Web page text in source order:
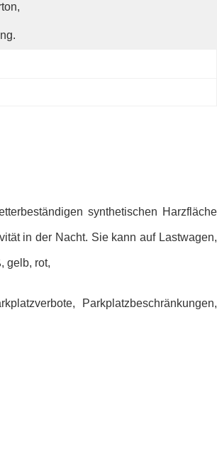
synthetischen Harzfläche
in der Nacht. Sie kann auf Lastwagen,
gelb, rot,
Parkplatzbeschränkungen,